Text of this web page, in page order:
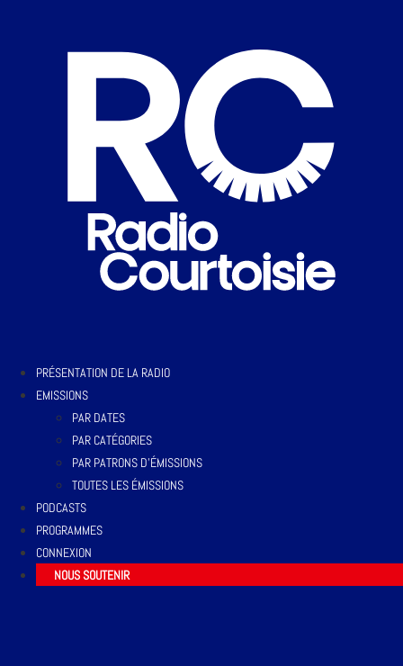
PRÉSENTATION DE LA RADIO
EMISSIONS
PAR DATES
PAR CATÉGORIES
PAR PATRONS D’ÉMISSIONS
TOUTES LES ÉMISSIONS
PODCASTS
PROGRAMMES
CONNEXION
NOUS SOUTENIR